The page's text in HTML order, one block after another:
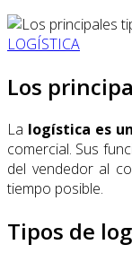
LOGÍSTICA
Los
La logística es
comercial. Sus
del vendedor al
tiempo posible.
Tipos de